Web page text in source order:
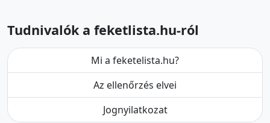
Tudnivalók a feketlista.hu-ról
Mi a feketelista.hu?
Az ellenőrzés elvei
Jognyilatkozat